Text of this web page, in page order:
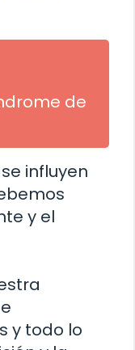
de
influyen
y el
y todo lo